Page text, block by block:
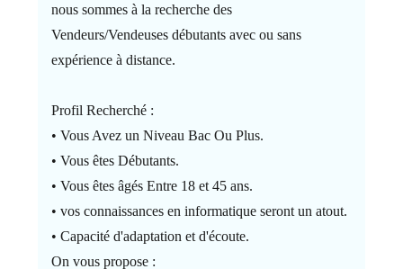
nous sommes à la recherche des
Vendeurs/Vendeuses débutants avec ou sans
expérience à distance.
Profil Recherché :
• Vous Avez un Niveau Bac Ou Plus.
• Vous êtes Débutants.
• Vous êtes âgés Entre 18 et 45 ans.
• vos connaissances en informatique seront un atout.
• Capacité d'adaptation et d'écoute.
On vous propose :